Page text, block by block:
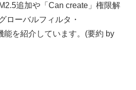
追加や「Can create」権限解
ローバルフィルタ・
能を紹介しています。(要約 by